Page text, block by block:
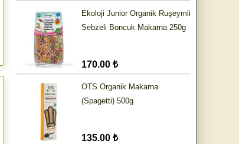
Ekoloji Junior Organik Ruşeymli
Sebzeli Boncuk Makarna 250g
170.00 ₺
OTS Organik Makarna
(Spagetti) 500g
135.00 ₺